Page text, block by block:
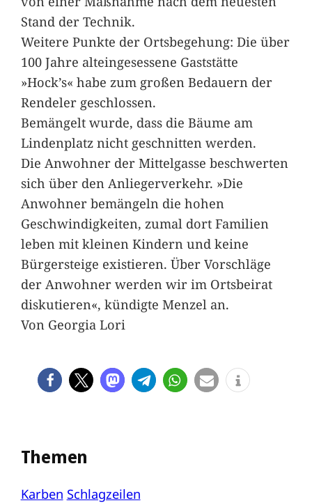
Stand der Technik.
Weitere Punkte der Ortsbegehung: Die über
100 Jahre alteingesessene Gaststätte
»Hock’s« habe zum großen Bedauern der
Rendeler geschlossen.
Bemängelt wurde, dass die Bäume am
Lindenplatz nicht geschnitten werden.
Die Anwohner der Mittelgasse beschwerten
sich über den Anliegerverkehr. »Die
Anwohner bemängeln die hohen
Geschwindigkeiten, zumal dort Familien
leben mit kleinen Kindern und keine
Bürgersteige existieren. Über Vorschläge
der Anwohner werden wir im Ortsbeirat
diskutieren«, kündigte Menzel an.
Von Georgia Lori
Themen
Karben Schlagzeilen